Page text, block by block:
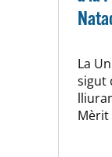
La
sigut
Mèrit